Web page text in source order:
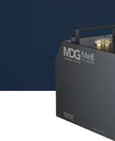
ACTUALITÉS